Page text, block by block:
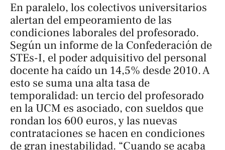
En paralelo, los colectivos universitarios
alertan del empeoramiento de las
condiciones laborales del profesorado.
Según un informe de la Confederación de
STEs-I, el poder adquisitivo del personal
docente ha caído un 14,5% desde 2010. A
esto se suma una alta tasa de
temporalidad: un tercio del profesorado
en la UCM es asociado, con sueldos que
rondan los 600 euros, y las nuevas
contrataciones se hacen en condiciones
de gran inestabilidad. “Cuando se acaba